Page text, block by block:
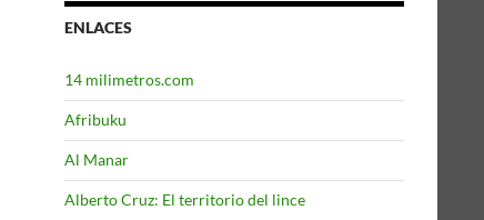
ENLACES
14 milimetros.com
Afribuku
Al Manar
Alberto Cruz: El territorio del lince